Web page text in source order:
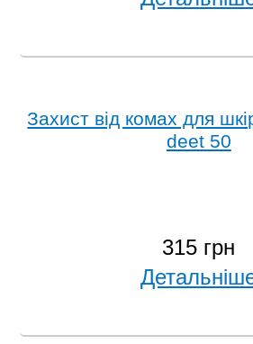
Захист від комах для
deet 50
315 грн